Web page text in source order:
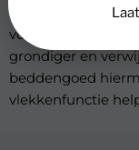
energiekosten
voeg je na het
grondiger en
beddengoed
vlekkenfunctie